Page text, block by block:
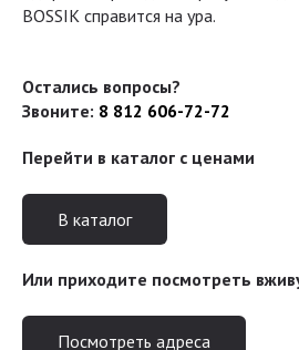
BOSSIK справится на ура.
Остались вопросы?
Звоните: 8 812 606-72-72
Перейти в каталог с ценами
В каталог
Или приходите посмотреть
Посмотреть адреса